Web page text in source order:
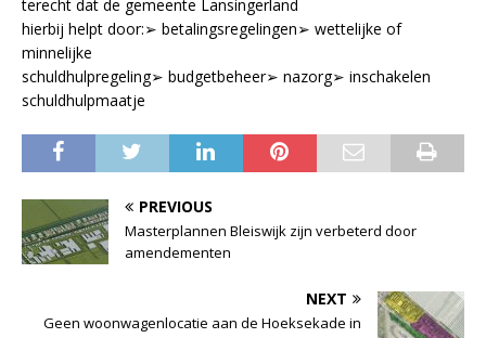
terecht dat de gemeente Lansingerland
hierbij helpt door:➢ betalingsregelingen➢ wettelijke of
minnelijke
schuldhulpregeling➢ budgetbeheer➢ nazorg➢ inschakelen
schuldhulpmaatje
PREVIOUS
Masterplannen Bleiswijk zijn verbeterd door
amendementen
NEXT
Geen woonwagenlocatie aan de Hoeksekade in